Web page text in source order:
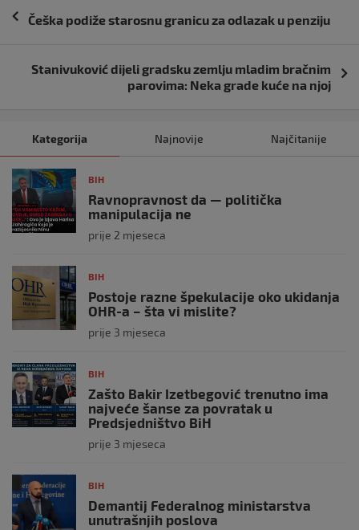
Navigacija
Češka podiže starosnu granicu za odlazak u penziju
Stanivuković dijeli gradsku zemlju mladim bračnim
parovima: Neka grade kuće na njoj
Kategorija Najnovije Najčitanije
BIH
Ravnopravnost da — politička
manipulacija ne
prije 2 mjeseca
BIH
Postoje razne špekulacije oko ukidanja
OHR-a – šta vi mislite?
prije 3 mjeseca
BIH
Zašto Bakir Izetbegović trenutno ima
najveće šanse za povratak u
Predsjedništvo BiH
prije 3 mjeseca
BIH
Demantij Federalnog ministarstva
unutrašnjih poslova